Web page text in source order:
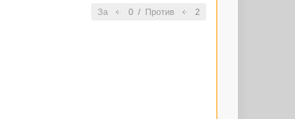
За 0/ Против 2